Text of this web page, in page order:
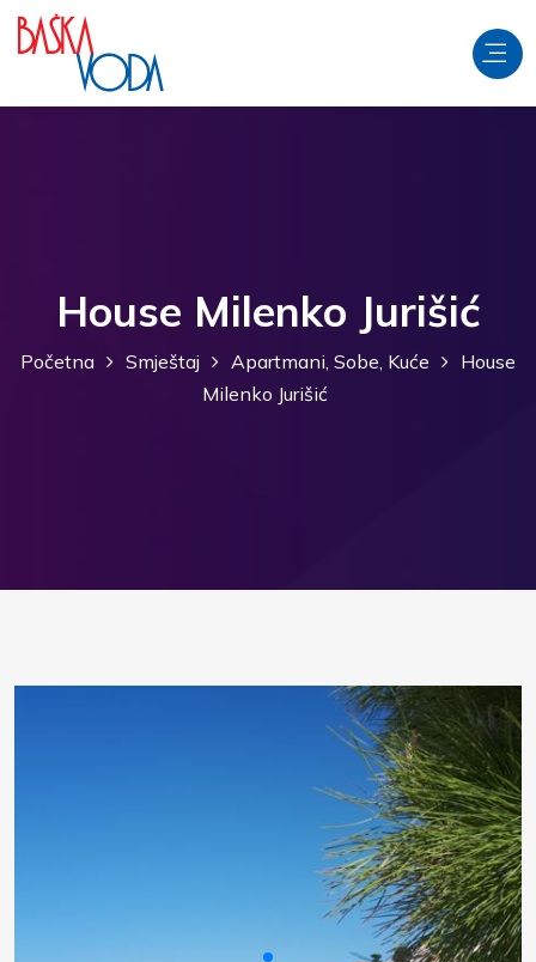
House Milenko Jurišić
Početna Smještaj Apartmani, Sobe, Kuće
House
Milenko Jurišić